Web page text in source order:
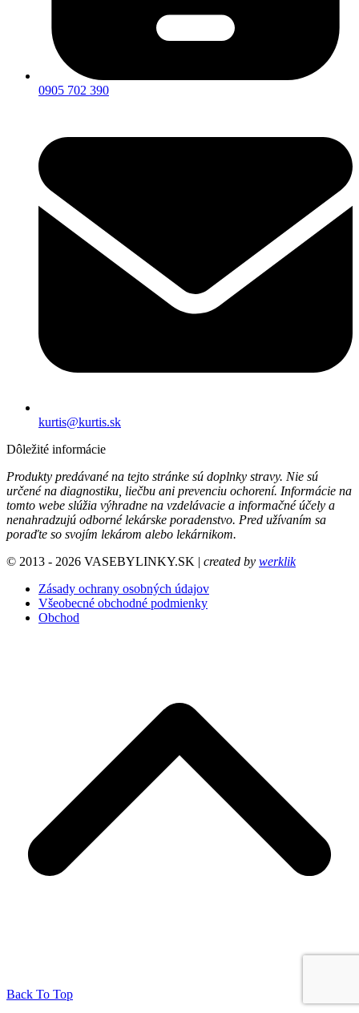
0905 702 390
kurtis@kurtis.sk
Dôležité informácie
Produkty predávané na tejto stránke sú doplnky stravy. Nie sú
určené na diagnostiku, liečbu ani prevenciu ochorení. Informácie na
tomto webe slúžia výhradne na vzdelávacie a informačné účely a
nenahradzujú odborné lekárske poradenstvo. Pred užívaním sa
poraďte so svojím lekárom alebo lekárnikom.
© 2013 - 2026 VASEBYLINKY.SK | created by werklik
Zásady ochrany osobných údajov
Všeobecné obchodné podmienky
Obchod
Back To Top